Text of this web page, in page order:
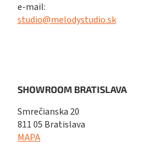
e-mail:
studio@melodystudio.sk
SHOWROOM BRATISLAVA
Smrečianska 20
811 05 Bratislava
MAPA